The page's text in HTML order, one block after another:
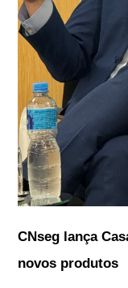
CNseg lança
novos produtos